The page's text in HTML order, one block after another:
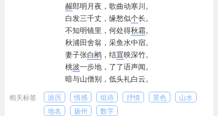
赧郎明月夜， 歌曲动寒川。
白发三千丈， 缘愁似个长。
不知明镜里， 何处得秋霜。
秋浦田舍翁， 采鱼水中宿。
妻子张白鹇 ， 结罝映深竹。
桃波一步地， 了了语声闻。
暗与山僧别， 低头礼白云。
相关标签 游历 情感 组诗 抒情 景色
山水
地名
扬州 数字